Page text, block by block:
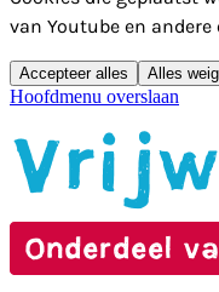
van Youtube en andere
Accepteer alles Alles
Hoofdmenu overslaan